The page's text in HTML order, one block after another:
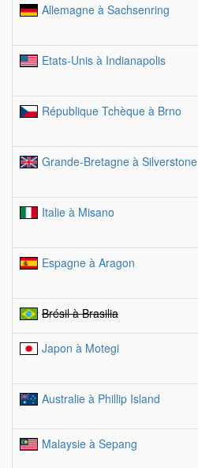
Allemagne à Sachsenring
Etats-Unis à Indianapolis
République Tchèque à Brno
Grande-Bretagne à Silverstone
Italie à Misano
Espagne à Aragon
Brésil à Brasilia
Japon à Motegi
Australie à Phillip Island
Malaysie à Sepang